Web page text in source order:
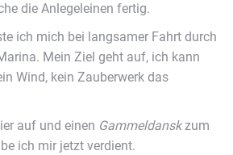
die Anlegeleinen fertig.
ich mich bei langsamer Fahrt durch
Mein Ziel geht auf, ich kann
Wind, kein Zauberwerk das
auf und einen Gammeldanskzum
ich mir jetzt verdient.